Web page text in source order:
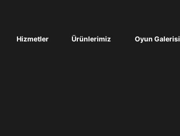
Hizmetler Ürünlerimiz Oyun Galerisi